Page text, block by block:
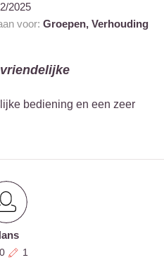
2025
voor: Groepen, Verhouding
bediening en een zeer
0 1